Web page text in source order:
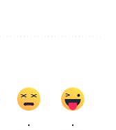
. .